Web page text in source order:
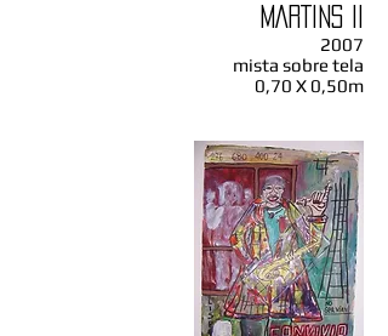
MARTINS II
2007
mista sobre tela
0,70 X 0,50m